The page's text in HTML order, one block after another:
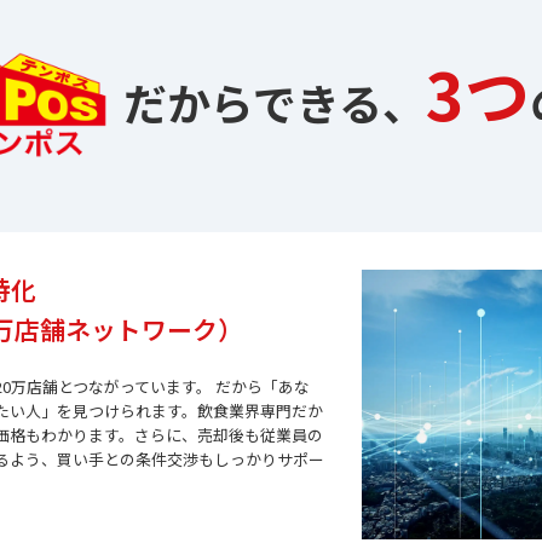
だからできる、 3つ
化
舗ネットワーク）
万店舗とつながっています。 だから「あな
い人」を見つけられます。飲食業界専門だか
格もわかります。さらに、売却後も従業員の
よう、買い手との条件交渉もしっかりサポー